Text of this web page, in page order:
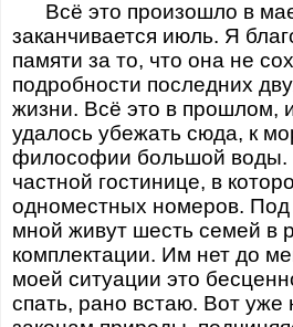
Всё это произошло в
заканчивается июль. Я
памяти за то, что она не
подробности последних
жизни. Всё это в прошлом,
удалось убежать сюда, к
философии большой воды.
частной гостинице, в
одноместных номеров.
мной живут шесть семей в
комплектации. Им нет до
моей ситуации это
спать, рано встаю. Вот уже